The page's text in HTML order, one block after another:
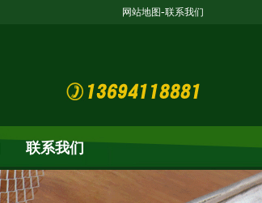
网站地图-联系我们
联系我们